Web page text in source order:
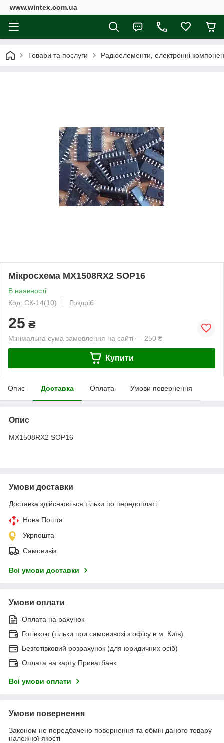
www.wintex.com.ua
Товари та послуги Радіоелементи, електронні
Мікросхема MX1508RX2 SOP16
В наявності
Код: СК-14(10)
Роздріб
25 ₴
Мінімальна сума замовлення на сайті — 250 ₴
Купити
Опис Доставка Оплата Умови повернення
Опис
MX1508RX2 SOP16
Умови доставки
Доставка здійснюється тільки по передоплаті.
Нова Пошта
Укрпошта
Самовивіз
Всі умови доставки
Умови оплати
Оплата на рахунок
Готівкою (тільки при самовивозі з офісу в м. Київ).
Безготівковий розрахунок (для юридичних осіб)
Оплата на карту Приватбанк
Всі умови оплати
Умови повернення
Законом не передбачено повернення та обмін даного товару
належної якості